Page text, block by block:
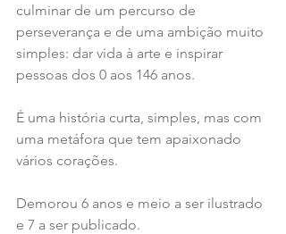
culminar de um percurso de
perseverança e de uma ambição muito
simples: dar vida à arte e inspirar
pessoas dos 0 aos 146 anos.
É uma história curta, simples, mas com
uma metáfora que tem apaixonado
vários corações.
Demorou 6 anos e meio a ser ilustrado
e 7 a ser publicado.